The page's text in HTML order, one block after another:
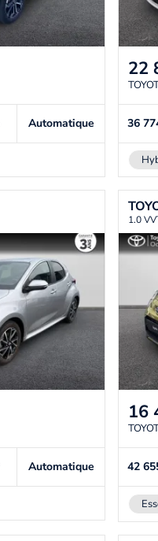
Automatique
22
36
Automatique
1.0
16
42